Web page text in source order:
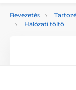
Bevezetés
Hálózati töltő